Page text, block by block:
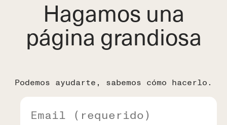
Hagamos una
página grandiosa
Podemos ayudarte, sabemos cómo hacerlo.